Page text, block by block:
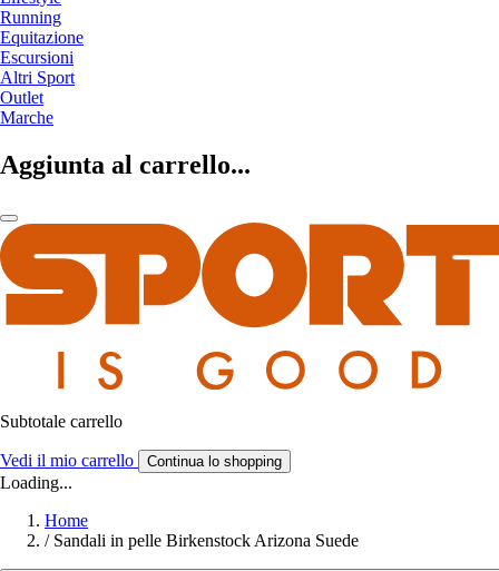
Running
Equitazione
Escursioni
Altri Sport
Outlet
Marche
Aggiunta al carrello...
Subtotale carrello
Vedi il mio carrello Continua lo shopping
Loading...
Home
/ Sandali in pelle Birkenstock Arizona Suede